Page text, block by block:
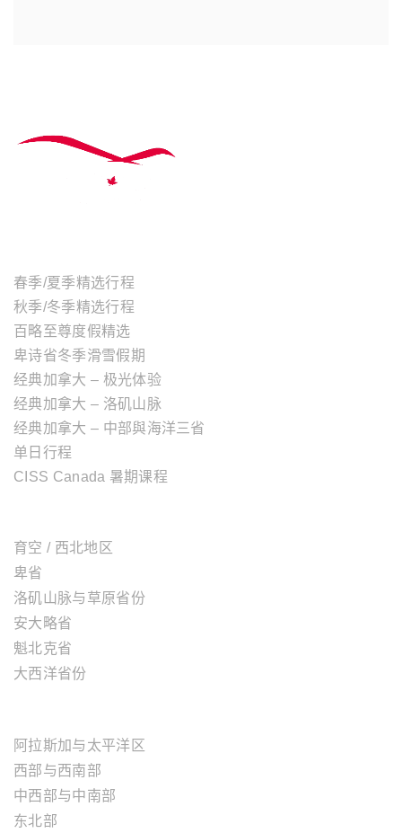
春季/夏季精选行程
秋季/冬季精选行程
百略至尊度假精选
卑诗省冬季滑雪假期
经典加拿大 – 极光体验
经典加拿大 – 洛矶山脉
经典加拿大 – 中部與海洋三省
单日行程
CISS Canada 暑期课程
育空 / 西北地区
卑省
洛矶山脉与草原省份
安大略省
魁北克省
大西洋省份
阿拉斯加与太平洋区
西部与西南部
中西部与中南部
东北部